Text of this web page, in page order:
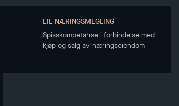
EIE NÆRINGSMEGLING
Spisskompetanse i forbindelse med
kjøp og salg av næringseiendom